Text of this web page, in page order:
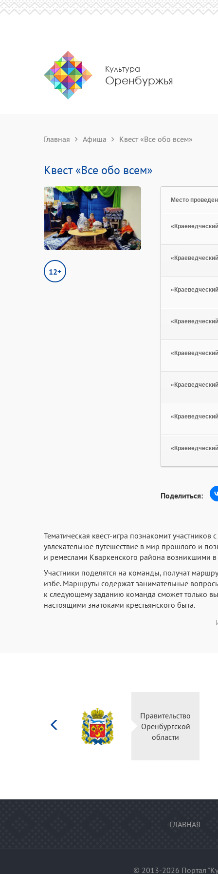
Культура
Оренбуржья
Главная Афиша Квест «Все обо всем»
Квест «Все обо всем»
12+
Место
Поделиться:
Тематическая квест-игра познакомит
увлекательное путешествие в мир прошлого и
и ремеслами Кваркенского района возникшими
Участники поделятся на команды, получат
избе. Маршруты содержат занимательные
к следующему заданию команда сможет только
настоящими знатоками крестьянского быта.
культуры
Российской
Правительство
Оренбургской
области
ГЛАВНАЯ
© 2013-2026 Портал